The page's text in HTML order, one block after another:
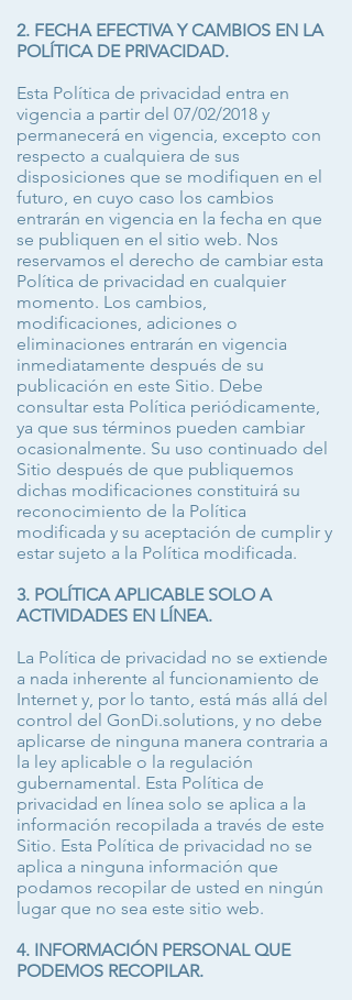
2. FECHA EFECTIVA Y CAMBIOS EN LA
POLÍTICA DE PRIVACIDAD.
Esta Política de privacidad entra en
vigencia a partir del 07/02/2018 y
permanecerá en vigencia, excepto con
respecto a cualquiera de sus
disposiciones que se modifiquen en el
futuro, en cuyo caso los cambios
entrarán en vigencia en la fecha en que
se publiquen en el sitio web. Nos
reservamos el derecho de cambiar esta
Política de privacidad en cualquier
momento. Los cambios,
modificaciones, adiciones o
eliminaciones entrarán en vigencia
inmediatamente después de su
publicación en este Sitio. Debe
consultar esta Política periódicamente,
ya que sus términos pueden cambiar
ocasionalmente. Su uso continuado del
Sitio después de que publiquemos
dichas modificaciones constituirá su
reconocimiento de la Política
modificada y su aceptación de cumplir y
estar sujeto a la Política modificada.
3. POLÍTICA APLICABLE SOLO A
ACTIVIDADES EN LÍNEA.
La Política de privacidad no se extiende
a nada inherente al funcionamiento de
Internet y, por lo tanto, está más allá del
control del GonDi.solutions, y no debe
aplicarse de ninguna manera contraria a
la ley aplicable o la regulación
gubernamental. Esta Política de
privacidad en línea solo se aplica a la
información recopilada a través de este
Sitio. Esta Política de privacidad no se
aplica a ninguna información que
podamos recopilar de usted en ningún
lugar que no sea este sitio web.
4. INFORMACIÓN PERSONAL QUE
PODEMOS RECOPILAR.